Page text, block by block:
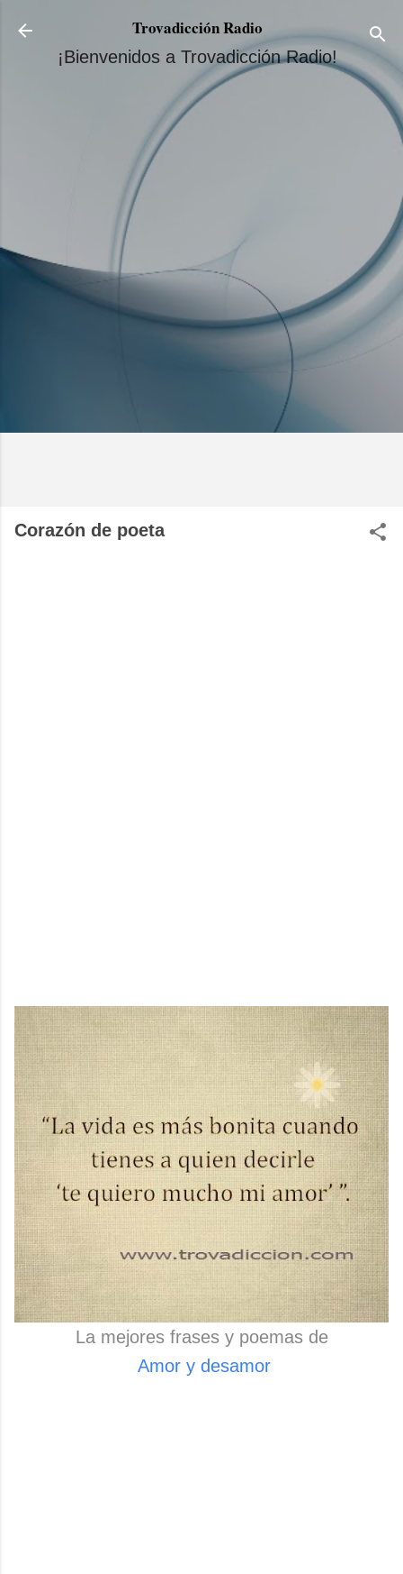
Ir al contenido principal
Trovadicción Radio
¡Bienvenidos a Trovadicción Radio!
Corazón de poeta
La mejores frases y poemas de
Amor y desamor